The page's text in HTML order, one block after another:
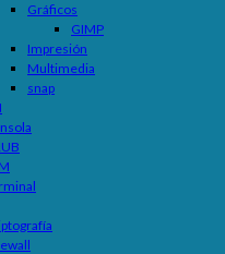
Gráficos
GIMP
Impresión
Multimedia
snap